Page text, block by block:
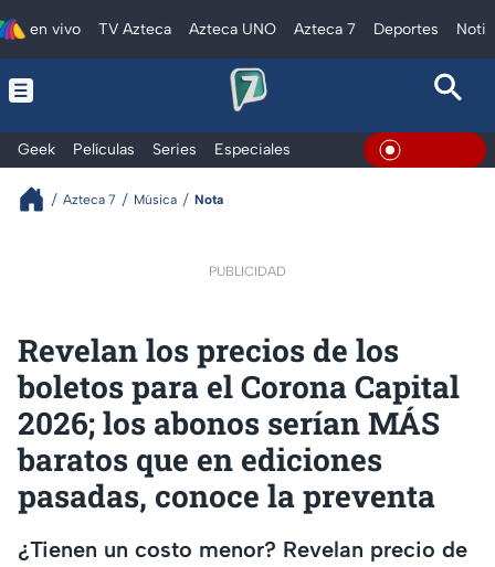
en vivo TV Azteca Azteca UNO Azteca 7 Deportes
Geek Películas Series Especiales
Azteca 7 Música Nota
PUBLICIDAD
Revelan los precios de los
boletos para el Corona Capital
2026; los abonos serían MÁS
baratos que en ediciones
pasadas, conoce la preventa
¿Tienen un costo menor? Revelan precio de